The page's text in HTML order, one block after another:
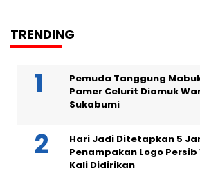
TRENDING
Pemuda Tanggung
Pamer Celurit Diamuk
Sukabumi
Hari Jadi Ditetapkan 5
Penampakan Logo
Kali Didirikan